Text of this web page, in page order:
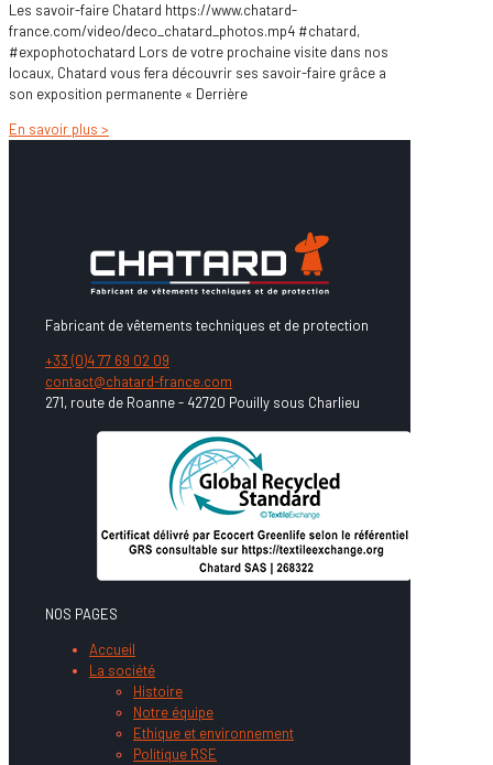
Les savoir-faire Chatard https://www.chatard-
france.com/video/deco_chatard_photos.mp4 #chatard,
#expophotochatard Lors de votre prochaine visite dans nos
locaux, Chatard vous fera découvrir ses savoir-faire grâce a
son exposition permanente « Derrière
En savoir plus >
Fabricant de vêtements techniques et de protection
+33 (0)4 77 69 02 09
contact@chatard-france.com
271, route de Roanne - 42720 Pouilly sous Charlieu
NOS PAGES
Accueil
La société
Histoire
Notre équipe
Ethique et environnement
Politique RSE